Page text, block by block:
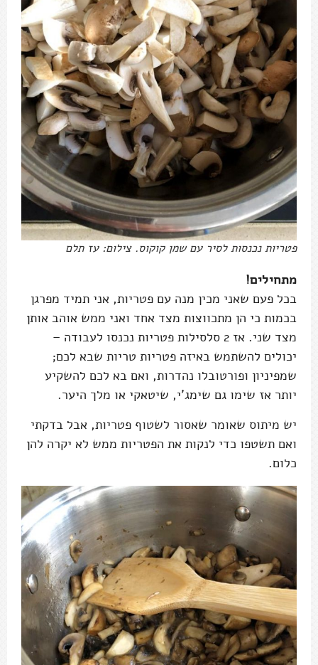
פטריות נכנסות לסיר עם שמן קוקוס. צילום: עז תלם
מתחילים!
בכל פעם שאני מכין מנה עם פטריות, אני תמיד מפרגן
בכמות כי הן מתכווצות מצד אחד ואני ממש אוהב אותן
מצד שני. אז 2 סלסילות פטריות נכנסו לעבודה –
יכולים להשתמש באיזה פטריות טריות שבא לכם;
שמפיניון ופורטובלו נהדרות, ואם בא לכם להשקיע
יותר אז שימו גם שימג'י, שיטאקי או מלך היער.
יש מיתוס שאומר שאסור לשטוף פטריות, אבל בדקתי
ואם תשטפו כדי לנקות את הפטריות ממש לא יקרה להן
כלום.